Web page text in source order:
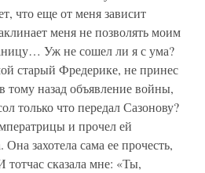
что еще от меня зависит
меня не позволять моим
Уж не сошел ли я с ума?
старый Фредерике, не принес
тому назад объявление войны,
только что передал Сазонову?
и прочел ей
захотела сама ее прочесть,
тотчас сказала мне: «Ты,